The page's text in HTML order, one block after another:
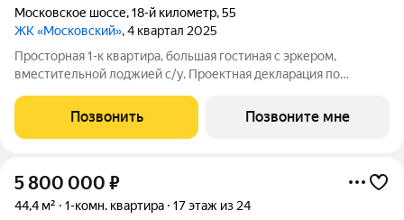
Московское шоссе,18-й километр,55
ЖК «Московский», 4 квартал 2025
Просторная 1-к квартира, большая гостиная с эркером,
вместительной лоджией с/у. Проектная декларация по
Позвонить Позвоните мне
5 800 000 ₽
44,4 м² 1-комн. квартира 17 этаж из 24